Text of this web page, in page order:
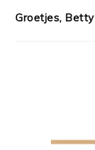
Groetjes, Betty